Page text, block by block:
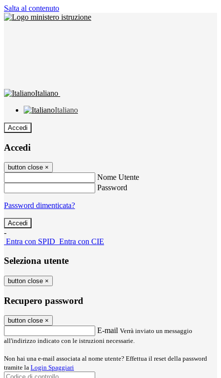
Salta al contenuto
Italiano
Italiano
Accedi
Accedi
button close ×
Nome Utente
Password
Password dimenticata?
-
Entra con SPID Entra con CIE
Seleziona utente
button close ×
Recupero password
button close ×
E-mail Verrà inviato un messaggio
all'indirizzo indicato con le istruzioni necessarie.
Non hai una e-mail associata al nome utente? Effettua il reset della password
tramite la Login Spaggiari